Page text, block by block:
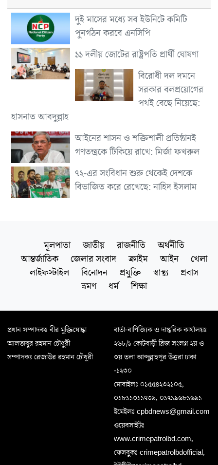
দুই মাসের মধ্যে সব ইউনিটে কমিটি
পুনর্গঠন করবে এনসিপি
১১ দলীয় জোটের রাষ্ট্রপতি প্রার্থী ঘোষণা
বিরোধী দল দমনে
সরকার বলপ্রয়োগের
পথই বেছে নিয়েছে:
হাসনাত আবদুল্লাহ
আইনের শাসন ও শক্তিশালী প্রতিষ্ঠানই
গণতন্ত্রকে টিকিয়ে রাখে: মির্জা ফখরুল
৭২-এর সংবিধান শুরু থেকেই দেশকে
বিভাজিত করে রেখেছে: নাহিদ ইসলাম
মূলপাতা জাতীয় রাজনীতি
অর্থনীতি
আন্তর্জাতিক
জেলার সংবাদ ক্রাইম আইন
খেলা
লাইফস্টাইল
বিনোদন প্রযুক্তি স্বাস্থ্য
প্রবাস
ভ্রমণ
ধর্ম শিক্ষা
প্রধান সম্পাদকঃ বীর মুক্তিযোদ্ধা
আলতাবুর রহমান চৌধুরী
সম্পাদকঃ রেজাউর রহমান চৌধুরী
বার্তা-বাণিজ্যিক ও দাপ্তরিক কার্যালয়ঃ
২৬৮/১ কোটবাড়ী ব্রিজ সংলগ্ন ২য় ও
৩য় তলা আব্দুল্লাহপুর উত্তরা ঢাকা
-১২৩০
মোবাইলঃ ০১৫৫৪২৩২১০৫,
০১৮১১৩১১৭৩৯, ০১৭১৯৬৮১৬৯১
ইমেইলঃ cpbdnews@gmail.com
ওয়েবসাইটঃ
www.crimepatrolbd.com,
ফেসবুকঃ crimepatrolbdofficial,